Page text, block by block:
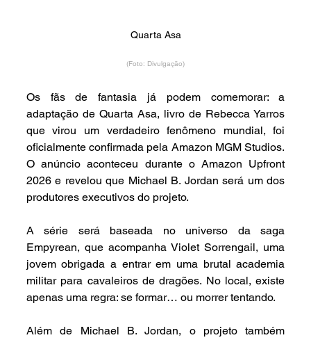
Quarta Asa
(Foto: Divulgação)
Os fãs de fantasia já podem comemorar: a
adaptação de Quarta Asa, livro de Rebecca Yarros
que virou um verdadeiro fenômeno mundial, foi
oficialmente confirmada pela Amazon MGM Studios.
O anúncio aconteceu durante o Amazon Upfront
2026 e revelou que Michael B. Jordan será um dos
produtores executivos do projeto.
A série será baseada no universo da saga
Empyrean, que acompanha Violet Sorrengail, uma
jovem obrigada a entrar em uma brutal academia
militar para cavaleiros de dragões. No local, existe
apenas uma regra: se formar… ou morrer tentando.
Além de Michael B. Jordan, o projeto também